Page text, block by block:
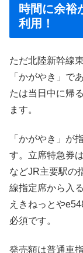
時間に余裕
利用！
ただ北陸新幹線
「かがやき」で
たは当日中に帰
ます。
「かがやき」が
す。立席特急券
などJR主要駅の
線指定席から入
えきねっとや
必須です。
発売額は普通車